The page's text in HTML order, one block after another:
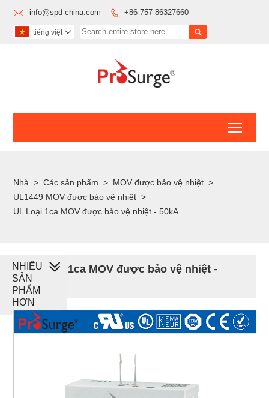
 info@spd-china.com  +86-757-86327660

tiếng việt 
Nhà > Các sản phẩm > MOV được bảo vệ nhiệt >
UL1449 MOV được bảo vệ nhiệt >
UL Loại 1ca MOV được bảo vệ nhiệt - 50kA
UL Loại 1ca MOV được bảo vệ nhiệt -
50kA
NHIỀU
SẢN
PHẨM
HƠN